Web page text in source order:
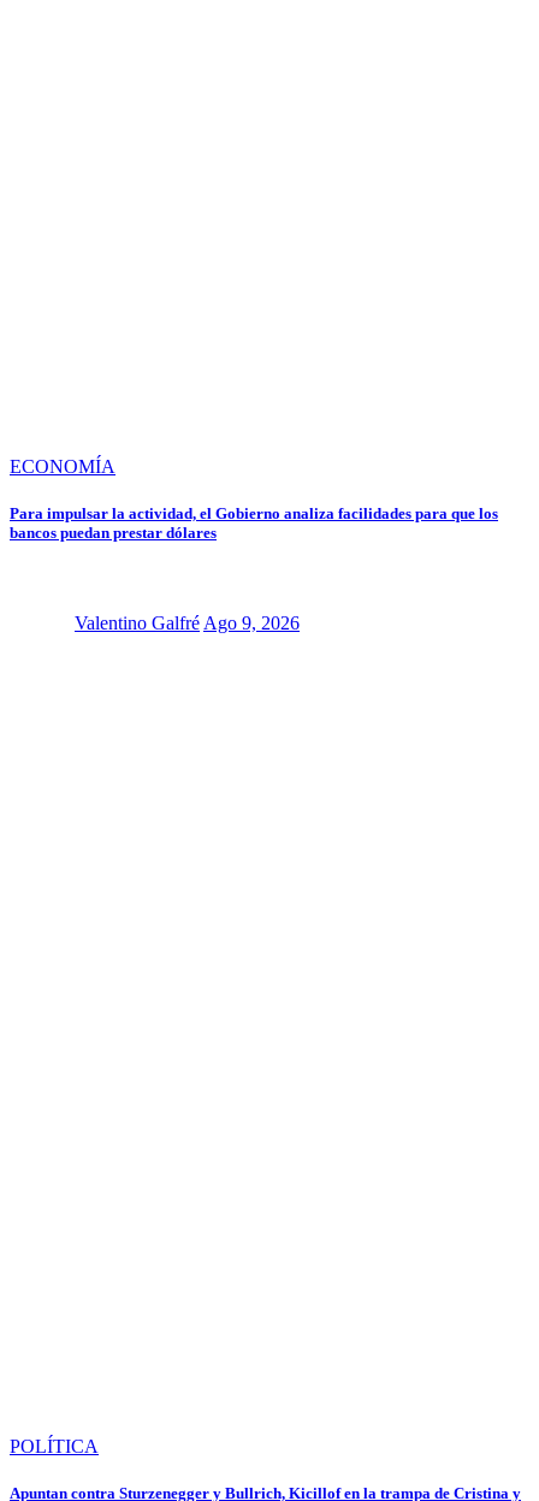
ECONOMÍA
Para impulsar la actividad, el Gobierno analiza facilidades para que los
bancos puedan prestar dólares
Valentino Galfré Ago 9, 2026
POLÍTICA
Apuntan contra Sturzenegger y Bullrich, Kicillof en la trampa de Cristina y